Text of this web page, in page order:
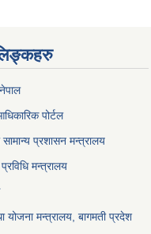
पोर्टल
सामान्य प्रशासन मन्त्रालय
प्रविधि मन्त्रालय
योजना मन्त्रालय, बागमती प्रदेश